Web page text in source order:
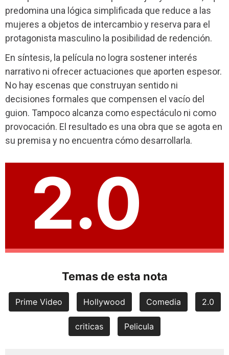
predomina una lógica simplificada que reduce a las
mujeres a objetos de intercambio y reserva para el
protagonista masculino la posibilidad de redención.
En síntesis, la película no logra sostener interés
narrativo ni ofrecer actuaciones que aporten espesor.
No hay escenas que construyan sentido ni
decisiones formales que compensen el vacío del
guion. Tampoco alcanza como espectáculo ni como
provocación. El resultado es una obra que se agota en
su premisa y no encuentra cómo desarrollarla.
2.0
Temas de esta nota
Prime Video Hollywood Comedia 2.0
criticas Pelicula